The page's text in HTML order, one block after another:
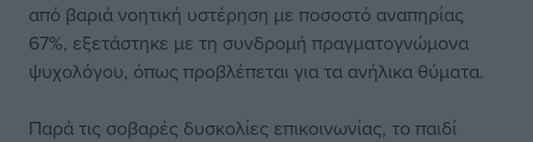
από βαριά νοητική υστέρηση με ποσοστό αναπηρίας
67%, εξετάστηκε με τη συνδρομή πραγματογνώμονα
ψυχολόγου, όπως προβλέπεται για τα ανήλικα θύματα.
Παρά τις σοβαρές δυσκολίες επικοινωνίας, το παιδί